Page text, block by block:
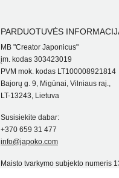
PARDUOTUVĖS
MB "Creator Japonicus"
įm. kodas 303423019
PVM mok. kodas LT100008921814
Bajorų g. 9, Migūnai, Vilniaus raj.,
LT-13243, Lietuva
Susisiekite dabar:
+370 659 31 477
info@japoko.com
Maisto tvarkymo subjekto numeris